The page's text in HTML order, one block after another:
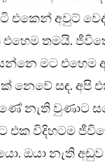
එකෙන් අවුට්
එහෙම තමයි.
මට
නෙවේ සඳ. අපි
නැති වුණාට
එක විදිහටම
ඔයා නැති